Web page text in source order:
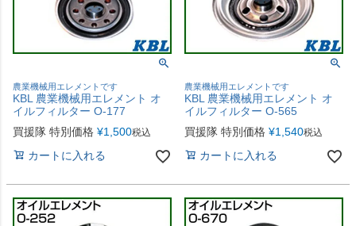
農業機械用エレメントです
KBL 農業機械用エレメント オ
イルフィルター O-177
買援隊 特別価格 ¥1,500税込
カートに入れる
農業機械用エレメントです
KBL 農業機械用エレメント オ
イルフィルター O-565
買援隊 特別価格 ¥1,540税込
カートに入れる